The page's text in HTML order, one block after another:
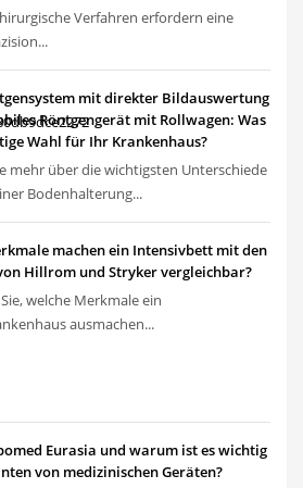
Verfahren erfordern eine
mit direkter Bildauswertung
Röntgengerät mit Rollwagen: Was
Wahl für Ihr Krankenhaus?
mehr über die wichtigsten Unterschiede
Bodenhalterung...
machen ein Intensivbett mit den
Hillrom und Stryker vergleichbar?
welche Merkmale ein
ausmachen...
Eurasia und warum ist es wichtig
von medizinischen Geräten?